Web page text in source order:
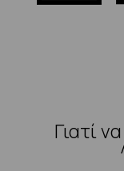
Γιατί